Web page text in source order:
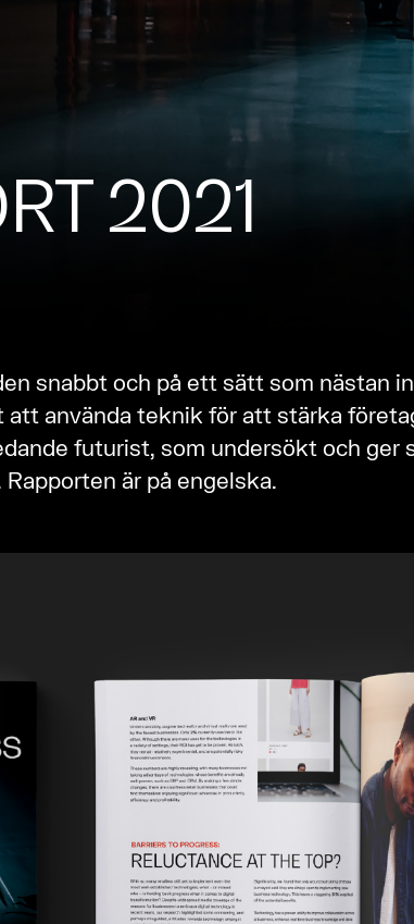
2021
snabbt och på ett sätt som nästan
att använda teknik för att stärka
futurist, som undersökt och ger
är på engelska.